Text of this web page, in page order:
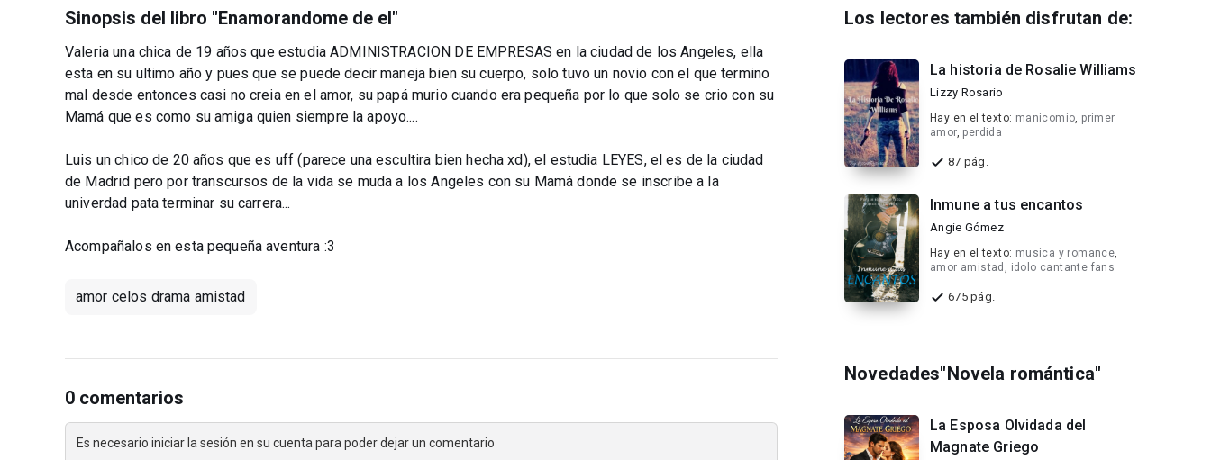
Sinopsis del libro "Enamorandome de el"
Valeria una chica de 19 años que estudia ADMINISTRACION DE EMPRESAS en la ciudad de los Angeles, ella
esta en su ultimo año y pues que se puede decir maneja bien su cuerpo, solo tuvo un novio con el que termino
mal desde entonces casi no creia en el amor, su papá murio cuando era pequeña por lo que solo se crio con su
Mamá que es como su amiga quien siempre la apoyo....
Luis un chico de 20 años que es uff (parece una escultira bien hecha xd), el estudia LEYES, el es de la ciudad
de Madrid pero por transcursos de la vida se muda a los Angeles con su Mamá donde se inscribe a la
univerdad pata terminar su carrera...
Acompañalos en esta pequeña aventura :3
amor celos drama amistad
0 comentarios
Es necesario iniciar la sesión en su cuenta para poder dejar un comentario
Los lectores también disfrutan de:
La historia de Rosalie Williams
Lizzy Rosario
Hay en el texto: manicomio, primer
amor, perdida
87 pág.
Inmune a tus encantos
Angie Gómez
Hay en el texto: musica y romance,
amor amistad , idolo cantante fans
675 pág.
Novedades"Novela romántica"
La Esposa Olvidada del
Magnate Griego